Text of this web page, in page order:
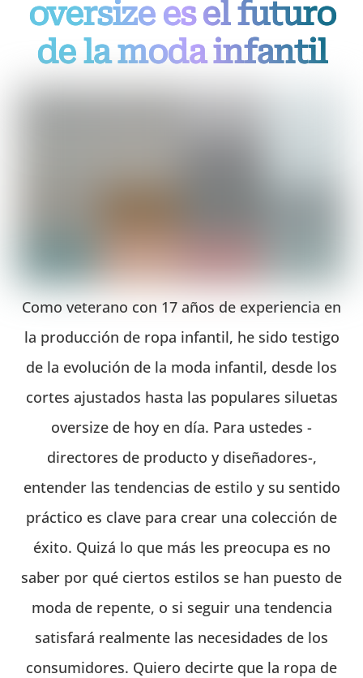
oversize es el futuro
de la moda infantil
Como veterano con 17 años de experiencia en
la producción de ropa infantil, he sido testigo
de la evolución de la moda infantil, desde los
cortes ajustados hasta las populares siluetas
oversize de hoy en día. Para ustedes -
directores de producto y diseñadores-,
entender las tendencias de estilo y su sentido
práctico es clave para crear una colección de
éxito. Quizá lo que más les preocupa es no
saber por qué ciertos estilos se han puesto de
moda de repente, o si seguir una tendencia
satisfará realmente las necesidades de los
consumidores. Quiero decirte que la ropa de